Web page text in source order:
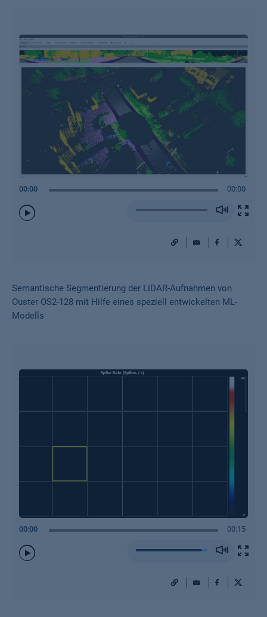
00:00 00:00
URL Mail Facebook
X
Semantische Segmentierung der LiDAR-Aufnahmen von
Ouster OS2-128 mit Hilfe eines speziell entwickelten ML-
Modells
00:00 00:15
URL Mail Facebook
X